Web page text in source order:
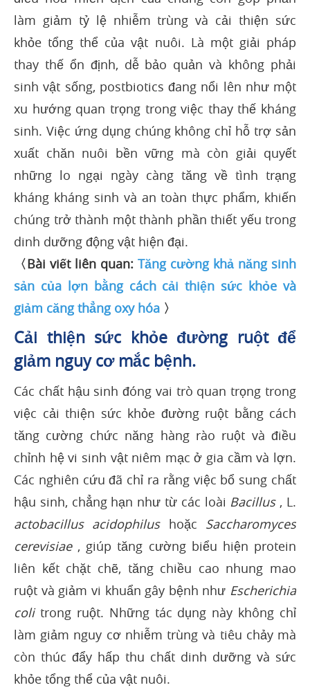
làm giảm tỷ lệ nhiễm trùng và cải thiện sức
khỏe tổng thể của vật nuôi. Là một giải pháp
thay thế ổn định, dễ bảo quản và không phải
sinh vật sống, postbiotics đang nổi lên như một
xu hướng quan trọng trong việc thay thế kháng
sinh. Việc ứng dụng chúng không chỉ hỗ trợ sản
xuất chăn nuôi bền vững mà còn giải quyết
những lo ngại ngày càng tăng về tình trạng
kháng kháng sinh và an toàn thực phẩm, khiến
chúng trở thành một thành phần thiết yếu trong
dinh dưỡng động vật hiện đại.
〈Bài viết liên quan: Tăng cường khả năng sinh
sản của lợn bằng cách cải thiện sức khỏe và
giảm căng thẳng oxy hóa 〉
Cải thiện sức khỏe đường ruột để
giảm nguy cơ mắc bệnh.
Các chất hậu sinh đóng vai trò quan trọng trong
việc cải thiện sức khỏe đường ruột bằng cách
tăng cường chức năng hàng rào ruột và điều
chỉnh hệ vi sinh vật niêm mạc ở gia cầm và lợn.
Các nghiên cứu đã chỉ ra rằng việc bổ sung chất
hậu sinh, chẳng hạn như từ các loài Bacillus, L.
actobacillus acidophilushoặc Saccharomyces
cerevisiae, giúp tăng cường biểu hiện protein
liên kết chặt chẽ, tăng chiều cao nhung mao
ruột và giảm vi khuẩn gây bệnh như Escherichia
colitrong ruột. Những tác dụng này không chỉ
làm giảm nguy cơ nhiễm trùng và tiêu chảy mà
còn thúc đẩy hấp thu chất dinh dưỡng và sức
khỏe tổng thể của vật nuôi.